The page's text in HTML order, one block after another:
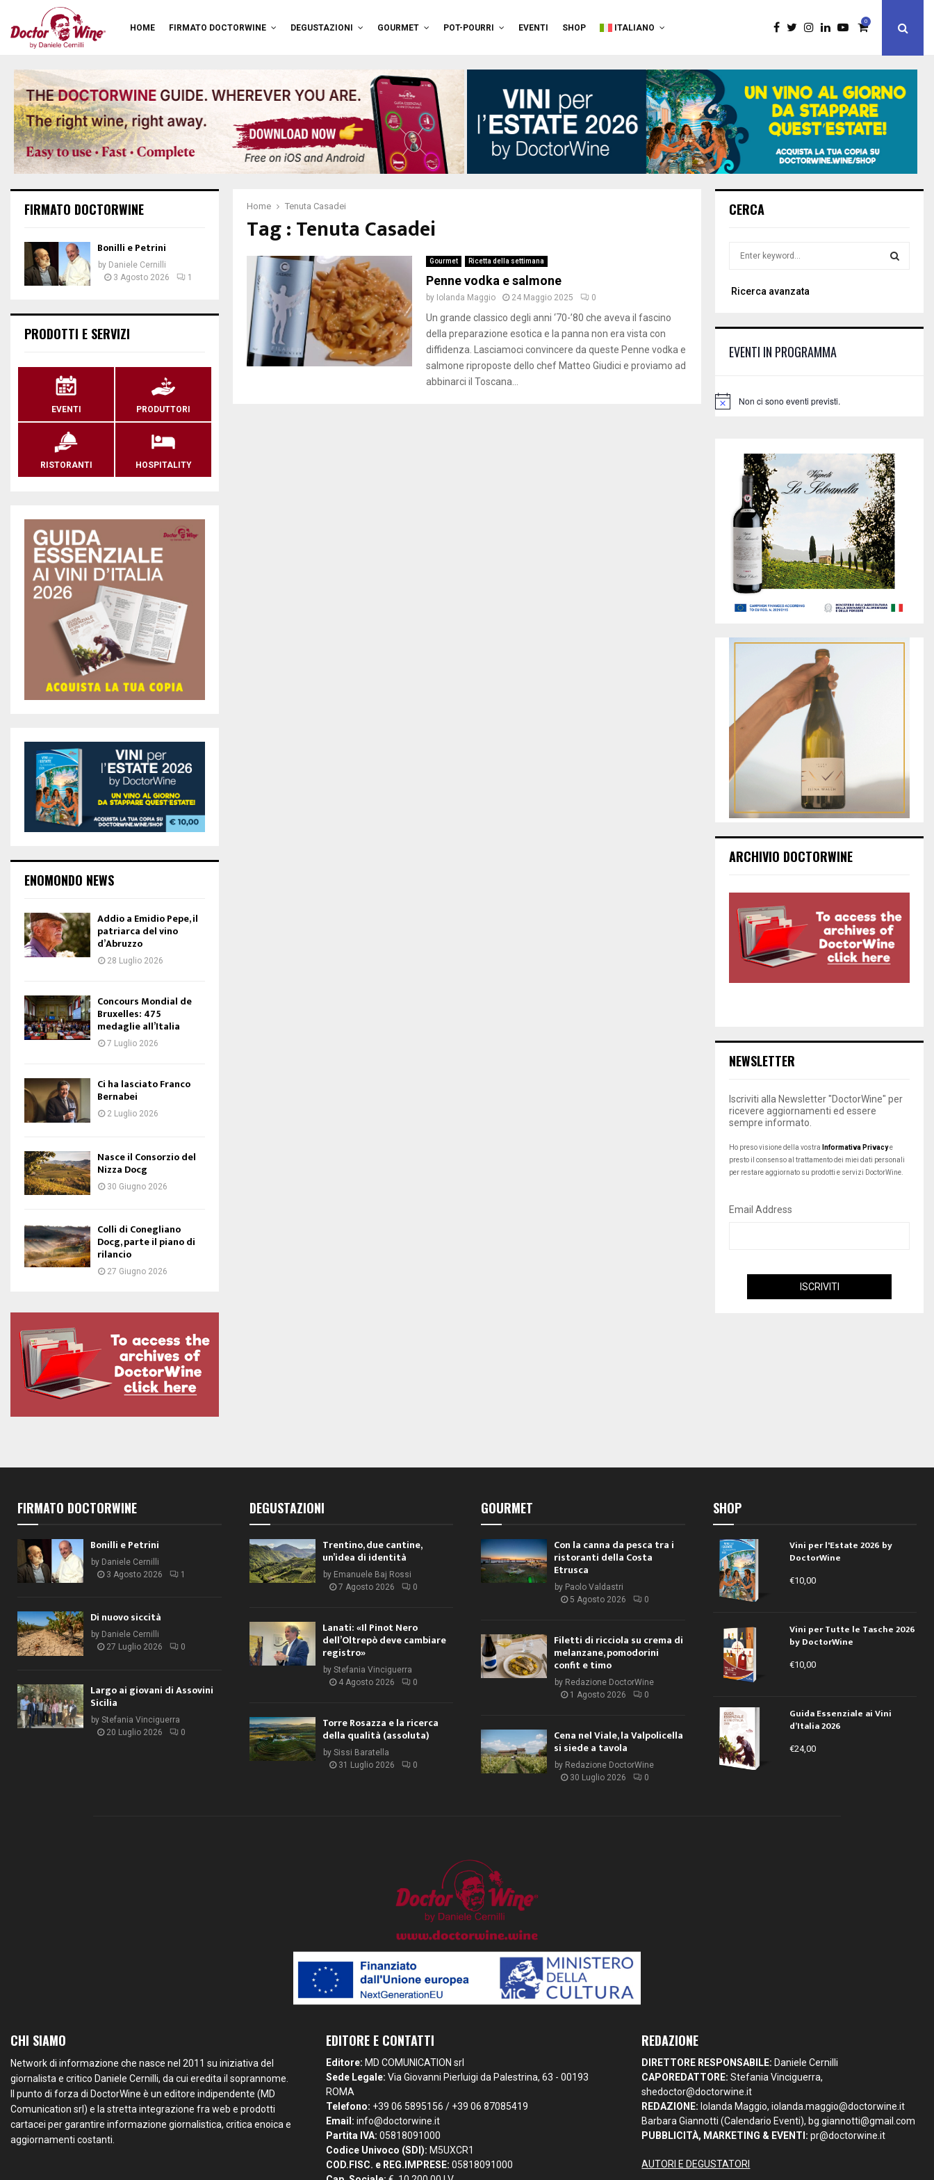
HOME FIRMATO DOCTORWINE DEGUSTAZIONI GOURMET POT-POURRI EVENTI SHOP ITALIANO
0
Home Tenuta Casadei
Tag : Tenuta Casadei
Gourmet Ricetta della settimana
Penne vodka e salmone
by Iolanda Maggio 24 Maggio 2025 0
Un grande classico degli anni ‘70-’80 che aveva il fascino
della preparazione esotica e la panna non era vista con
diffidenza. Lasciamoci convincere da queste Penne vodka e
salmone riproposte dello chef Matteo Giudici e proviamo ad
abbinarci il Toscana...
FIRMATO DOCTORWINE
Bonilli e Petrini
by Daniele Cernilli
3 Agosto 2026
1
PRODOTTI E SERVIZI
EVENTI PRODUTTORI
RISTORANTI HOSPITALITY
ENOMONDO NEWS
Addio a Emidio Pepe, il
patriarca del vino
d’Abruzzo
28 Luglio 2026
Concours Mondial de
Bruxelles: 475
medaglie all’Italia
7 Luglio 2026
Ci ha lasciato Franco
Bernabei
2 Luglio 2026
Nasce il Consorzio del
Nizza Docg
30 Giugno 2026
Colli di Conegliano
Docg, parte il piano di
rilancio
27 Giugno 2026
CERCA
r
o
Ricerca avanzata
EVENTI IN PROGRAMMA
N
Non ci sono eventi previsti.
ARCHIVIO DOCTORWINE
NEWSLETTER
Iscriviti alla Newsletter "DoctorWine" per
ricevere aggiornamenti ed essere
sempre informato.
Ho preso visione della vostra Informativa Privacye
presto il consenso al trattamento dei miei dati personali
per restare aggiornato su prodotti e servizi DoctorWine.
Email Address
FIRMATO DOCTORWINE
Bonilli e Petrini
by Daniele Cernilli
3 Agosto 2026
1
Di nuovo siccità
by Daniele Cernilli
27 Luglio 2026
0
Largo ai giovani di Assovini
Sicilia
by Stefania Vinciguerra
20 Luglio 2026
0
DEGUSTAZIONI
Trentino, due cantine,
un’idea di identità
by Emanuele Baj Rossi
7 Agosto 2026
0
Lanati: «Il Pinot Nero
dell’Oltrepò deve cambiare
registro»
by Stefania Vinciguerra
4 Agosto 2026
0
Torre Rosazza e la ricerca
della qualità (assoluta)
by Sissi Baratella
31 Luglio 2026
0
GOURMET
Con la canna da pesca tra i
ristoranti della Costa
Etrusca
by Paolo Valdastri
5 Agosto 2026
0
Filetti di ricciola su crema di
melanzane, pomodorini
confit e timo
by Redazione DoctorWine
1 Agosto 2026
0
Cena nel Viale, la Valpolicella
si siede a tavola
by Redazione DoctorWine
30 Luglio 2026
0
SHOP
Vini per l'Estate 2026 by
DoctorWine
€10,00
Vini per Tutte le Tasche 2026
by DoctorWine
€10,00
Guida Essenziale ai Vini
d’Italia 2026
€24,00
CHI SIAMO
Network di informazione che nasce nel 2011 su iniziativa del
giornalista e critico Daniele Cernilli, da cui eredita il soprannome.
Il punto di forza di DoctorWine è un editore indipendente (MD
Comunication srl) e la stretta integrazione fra web e prodotti
cartacei per garantire informazione giornalistica, critica enoica e
aggiornamenti costanti.
EDITORE E CONTATTI
Editore: MD COMUNICATION srl
Sede Legale: Via Giovanni Pierluigi da Palestrina, 63 - 00193
ROMA
Telefono: +39 06 5895156 / +39 06 87085419
Email: info@doctorwine.it
Partita IVA: 05818091000
Codice Univoco (SDI): M5UXCR1
COD.FISC. e REG.IMPRESE: 05818091000
REDAZIONE
DIRETTORE RESPONSABILE: Daniele Cernilli
CAPOREDATTORE: Stefania Vinciguerra,
shedoctor@doctorwine.it
REDAZIONE: Iolanda Maggio,iolanda.maggio@doctorwine.it
Barbara Giannotti (Calendario Eventi), bg.giannotti@gmail.com
PUBBLICITÀ, MARKETING & EVENTI: pr@doctorwine.it
AUTORI E DEGUSTATORI